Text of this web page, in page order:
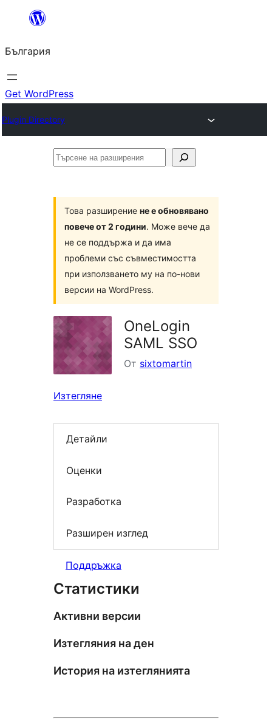
България
Get WordPress
Plugin Directory
Търсене
Това разширение не е обновявано
повече от 2 години. Може вече да
не се поддържа и да има
проблеми със съвместимостта
при използването му на по-нови
версии на WordPress.
OneLogin
SAML SSO
От sixtomartin
Изтегляне
Детайли
Оценки
Разработка
Разширен изглед
Поддръжка
Статистики
Активни версии
Изтегляния на ден
История на изтеглянията